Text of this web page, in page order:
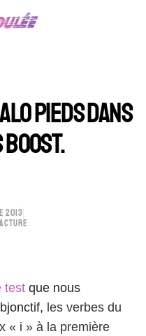
PIEDS DANS
2013
test que nous
les verbes du
« i » à la première